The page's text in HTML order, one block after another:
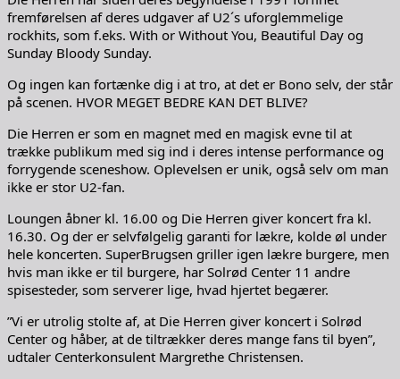
fremførelsen af deres udgaver af U2´s uforglemmelige
rockhits, som f.eks. With or Without You, Beautiful Day og
Sunday Bloody Sunday.
Og ingen kan fortænke dig i at tro, at det er Bono selv, der står
på scenen. HVOR MEGET BEDRE KAN DET BLIVE?
Die Herren er som en magnet med en magisk evne til at
trække publikum med sig ind i deres intense performance og
forrygende sceneshow. Oplevelsen er unik, også selv om man
ikke er stor U2-fan.
Loungen åbner kl. 16.00 og Die Herren giver koncert fra kl.
16.30. Og der er selvfølgelig garanti for lækre, kolde øl under
hele koncerten. SuperBrugsen griller igen lækre burgere, men
hvis man ikke er til burgere, har Solrød Center 11 andre
spisesteder, som serverer lige, hvad hjertet begærer.
”Vi er utrolig stolte af, at Die Herren giver koncert i Solrød
Center og håber, at de tiltrækker deres mange fans til byen”,
udtaler Centerkonsulent Margrethe Christensen.